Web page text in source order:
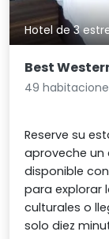
Hotel de 3
Best
49
Reserve su
aproveche
disponible
para explorar
culturales o
solo diez